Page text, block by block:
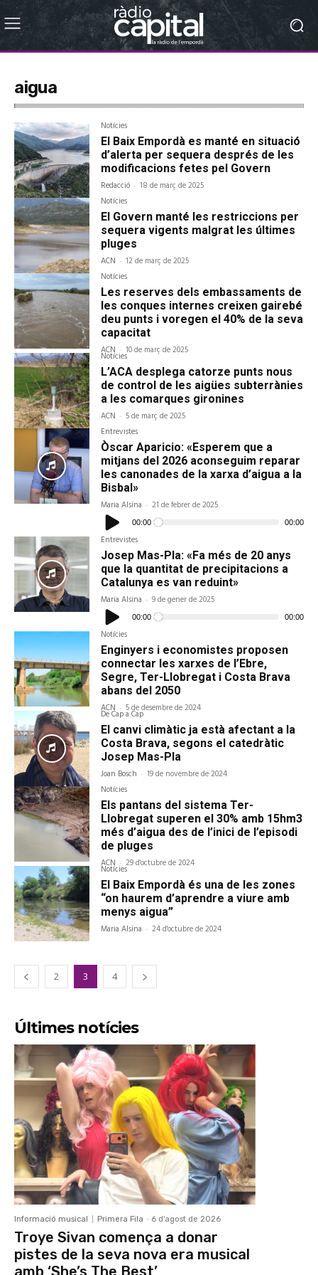
aigua
Notícies
El Baix Empordà es manté en situació
d’alerta per sequera després de les
modificacions fetes pel Govern
Redacció - 18 de març de 2025
Notícies
El Govern manté les restriccions per
sequera vigents malgrat les últimes
pluges
ACN - 12 de març de 2025
Notícies
Les reserves dels embassaments de
les conques internes creixen gairebé
deu punts i voregen el 40% de la seva
capacitat
ACN - 10 de març de 2025
Notícies
L’ACA desplega catorze punts nous
de control de les aigües subterrànies
a les comarques gironines
ACN - 5 de març de 2025
Entrevistes
Òscar Aparicio: «Esperem que a
mitjans del 2026 aconseguim reparar
les canonades de la xarxa d’aigua a la
Bisbal»
Maria Alsina - 21 de febrer de 2025
Reproductor
d'àudio00:00 00:00
Entrevistes
Josep Mas-Pla: «Fa més de 20 anys
que la quantitat de precipitacions a
Catalunya es van reduint»
Maria Alsina - 9 de gener de 2025
Reproductor
d'àudio00:00 00:00
Notícies
Enginyers i economistes proposen
connectar les xarxes de l’Ebre,
Segre, Ter-Llobregat i Costa Brava
abans del 2050
ACN - 5 de desembre de 2024
De Cap a Cap
El canvi climàtic ja està afectant a la
Costa Brava, segons el catedràtic
Josep Mas-Pla
Joan Bosch - 19 de novembre de 2024
Notícies
Els pantans del sistema Ter-
Llobregat superen el 30% amb 15hm3
més d’aigua des de l’inici de l’episodi
de pluges
ACN - 29 d'octubre de 2024
Notícies
El Baix Empordà és una de les zones
“on haurem d’aprendre a viure amb
menys aigua”
Maria Alsina - 24 d'octubre de 2024
2 3 4
Últimes notícies
Informació musical Primera Fila - 6 d'agost de 2026
Troye Sivan comença a donar
pistes de la seva nova era musical
amb ‘She’s The Best’